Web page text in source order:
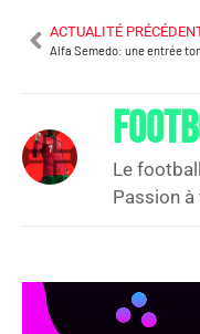
ACTUALITÉ
Le
Passion à